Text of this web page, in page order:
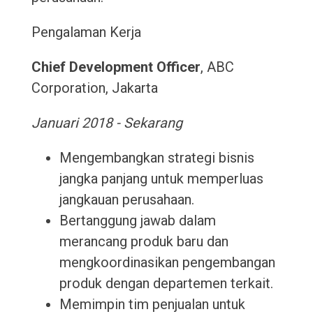
Pengalaman Kerja
Chief Development Officer, ABC
Corporation, Jakarta
Januari 2018 - Sekarang
Mengembangkan strategi bisnis
jangka panjang untuk memperluas
jangkauan perusahaan.
Bertanggung jawab dalam
merancang produk baru dan
mengkoordinasikan pengembangan
produk dengan departemen terkait.
Memimpin tim penjualan untuk